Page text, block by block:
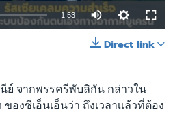
1:53
Direct link
ย์ จากพรรครีพับลิกัน กล่าวใน
องซีเอ็นเอ็นว่า ถึงเวลาเเล้วที่ต้อง